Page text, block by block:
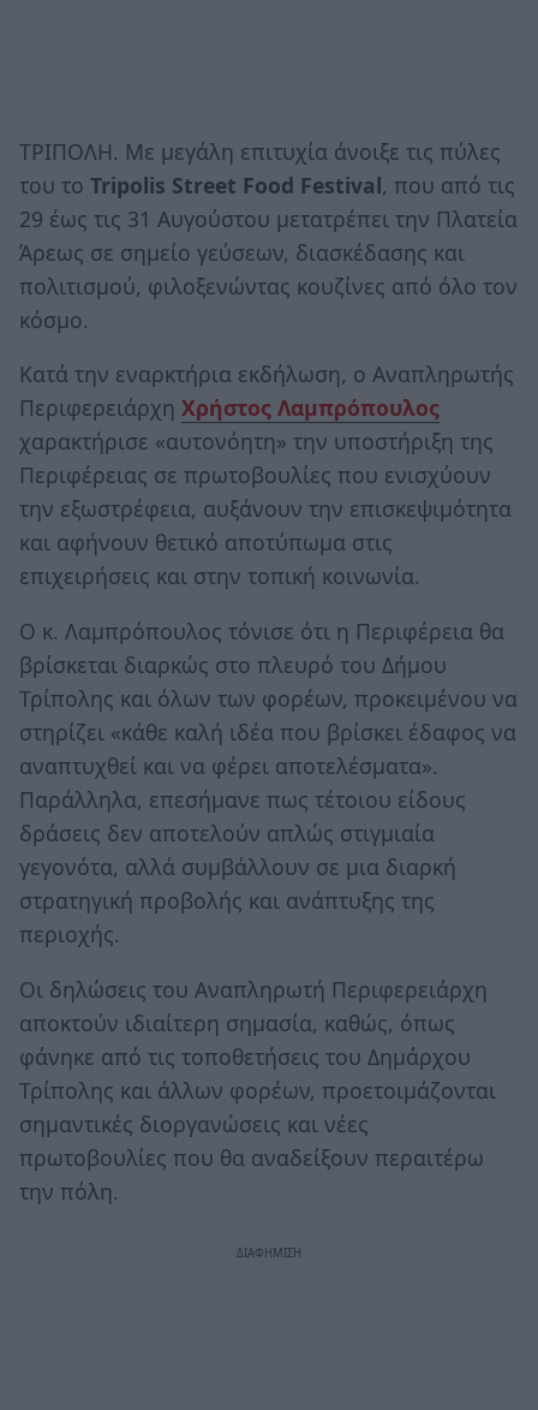
ΤΡΙΠΟΛΗ. Με μεγάλη επιτυχία άνοιξε τις πύλες
του το Tripolis Street Food Festival, που από τις
29 έως τις 31 Αυγούστου μετατρέπει την Πλατεία
Άρεως σε σημείο γεύσεων, διασκέδασης και
πολιτισμού, φιλοξενώντας κουζίνες από όλο τον
κόσμο.
Κατά την εναρκτήρια εκδήλωση, ο Αναπληρωτής
Περιφερειάρχη Χρήστος Λαμπρόπουλος
χαρακτήρισε «αυτονόητη» την υποστήριξη της
Περιφέρειας σε πρωτοβουλίες που ενισχύουν
την εξωστρέφεια, αυξάνουν την επισκεψιμότητα
και αφήνουν θετικό αποτύπωμα στις
επιχειρήσεις και στην τοπική κοινωνία.
Ο κ. Λαμπρόπουλος τόνισε ότι η Περιφέρεια θα
βρίσκεται διαρκώς στο πλευρό του Δήμου
Τρίπολης και όλων των φορέων, προκειμένου να
στηρίζει «κάθε καλή ιδέα που βρίσκει έδαφος να
αναπτυχθεί και να φέρει αποτελέσματα».
Παράλληλα, επεσήμανε πως τέτοιου είδους
δράσεις δεν αποτελούν απλώς στιγμιαία
γεγονότα, αλλά συμβάλλουν σε μια διαρκή
στρατηγική προβολής και ανάπτυξης της
περιοχής.
Οι δηλώσεις του Αναπληρωτή Περιφερειάρχη
αποκτούν ιδιαίτερη σημασία, καθώς, όπως
φάνηκε από τις τοποθετήσεις του Δημάρχου
Τρίπολης και άλλων φορέων, προετοιμάζονται
σημαντικές διοργανώσεις και νέες
πρωτοβουλίες που θα αναδείξουν περαιτέρω
την πόλη.